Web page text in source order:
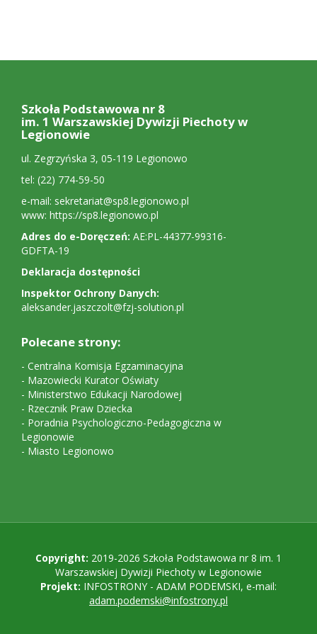
polecane
strony
Szkoła Podstawowa nr 8
im. 1 Warszawskiej Dywizji Piechoty w
Legionowie
ul. Zegrzyńska 3, 05-119 Legionowo
tel: (22) 774-59-50
e-mail: sekretariat@sp8.legionowo.pl
www: https://sp8.legionowo.pl
Adres do e-Doręczeń: AE:PL-44377-99316-
GDFTA-19
Deklaracja dostępności
Inspektor Ochrony Danych:
aleksander.jaszczolt@fzj-solution.pl
Polecane strony:
- Centralna Komisja Egzaminacyjna
- Mazowiecki Kurator Oświaty
- Ministerstwo Edukacji Narodowej
- Rzecznik Praw Dziecka
- Poradnia Psychologiczno-Pedagogiczna w
Legionowie
- Miasto Legionowo
Copyright
Copyright: 2019-2026 Szkoła Podstawowa nr 8 im. 1
Warszawskiej Dywizji Piechoty w Legionowie
Projekt: INFOSTRONY - ADAM PODEMSKI, e-mail:
adam.podemski@infostrony.pl